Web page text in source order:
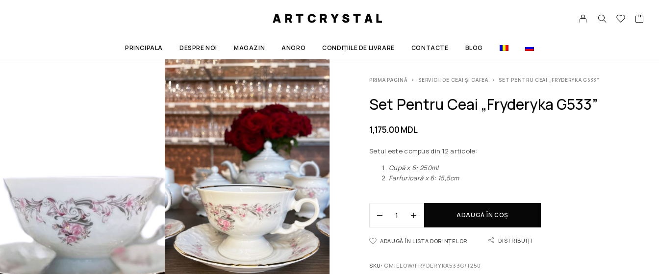
ARTCRYSTAL
PRINCIPALA DESPRE NOI MAGAZIN ANGRO CONDIȚIILE DE LIVRARE CONTACTE BLOG
PRIMA PAGINĂ SERVICII DE CEAI ȘI CAFEA SET PENTRU CEAI „FRYDERYKA G533”
Set Pentru Ceai „Fryderyka G533”
1,175.00MDL
Setul este compus din 12 articole:
Сupă x 6: 250ml
Farfurioară x 6: 15,5cm
ADAUGĂ ÎN COȘ
ADAUGĂ ÎN LISTA DORINȚELOR DISTRIBUIȚI
SKU: CMIELOW/FRYDERYKA533G/T250